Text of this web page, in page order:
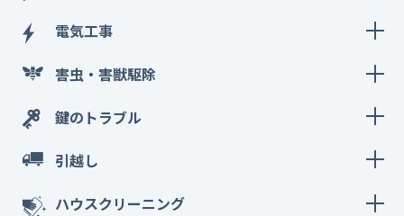
電気工事
害虫・害獣駆除
鍵のトラブル
引越し
ハウスクリーニング